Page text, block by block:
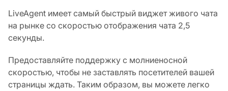
LiveAgent имеет самый быстрый виджет живого чата
на рынке со скоростью отображения чата 2,5
секунды.
Предоставляйте поддержку с молниеносной
скоростью, чтобы не заставлять посетителей вашей
страницы ждать. Таким образом, вы можете легко